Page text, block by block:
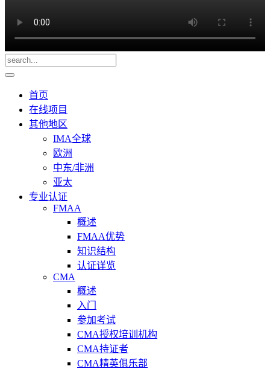
首页
在线项目
其他地区
IMA全球
欧洲
中东/非洲
亚太
专业认证
FMAA
概述
FMAA优势
知识结构
认证详览
CMA
概述
入门
参加考试
CMA授权培训机构
CMA持证者
CMA精英俱乐部